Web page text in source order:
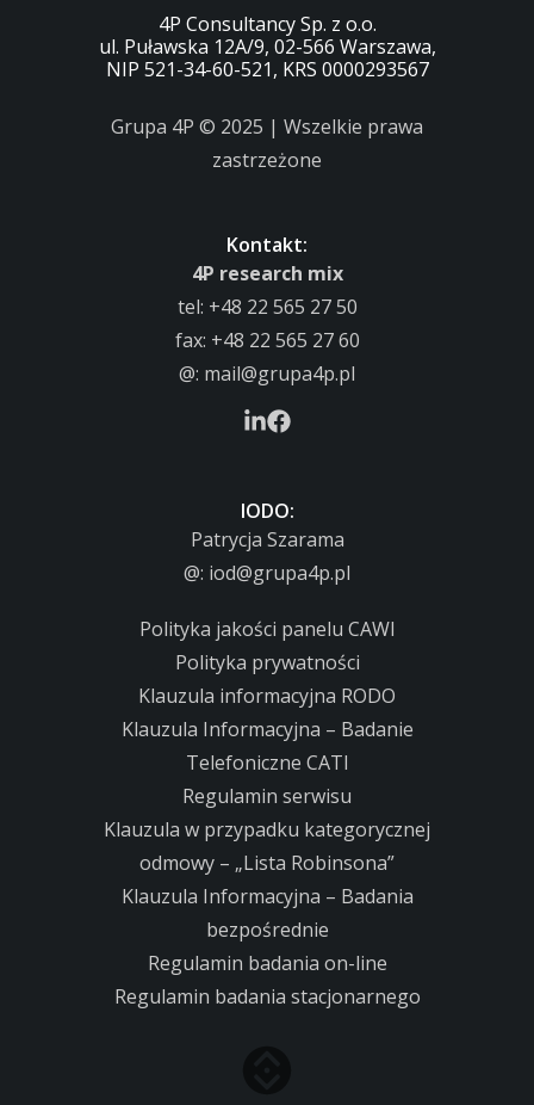
4P Consultancy Sp. z o.o.
ul. Puławska 12A/9, 02-566 Warszawa,
NIP 521-34-60-521, KRS 0000293567
Grupa 4P © 2025 | Wszelkie prawa
zastrzeżone
Kontakt:
4P research mix
tel: +48 22 565 27 50
fax: +48 22 565 27 60
@: mail@grupa4p.pl
IODO:
Patrycja Szarama
@: iod@grupa4p.pl
Polityka jakości panelu CAWI
Polityka prywatności
Klauzula informacyjna RODO
Klauzula Informacyjna – Badanie
Telefoniczne CATI
Regulamin serwisu
Klauzula w przypadku kategorycznej
odmowy – „Lista Robinsona”
Klauzula Informacyjna – Badania
bezpośrednie
Regulamin badania on-line
Regulamin badania stacjonarnego